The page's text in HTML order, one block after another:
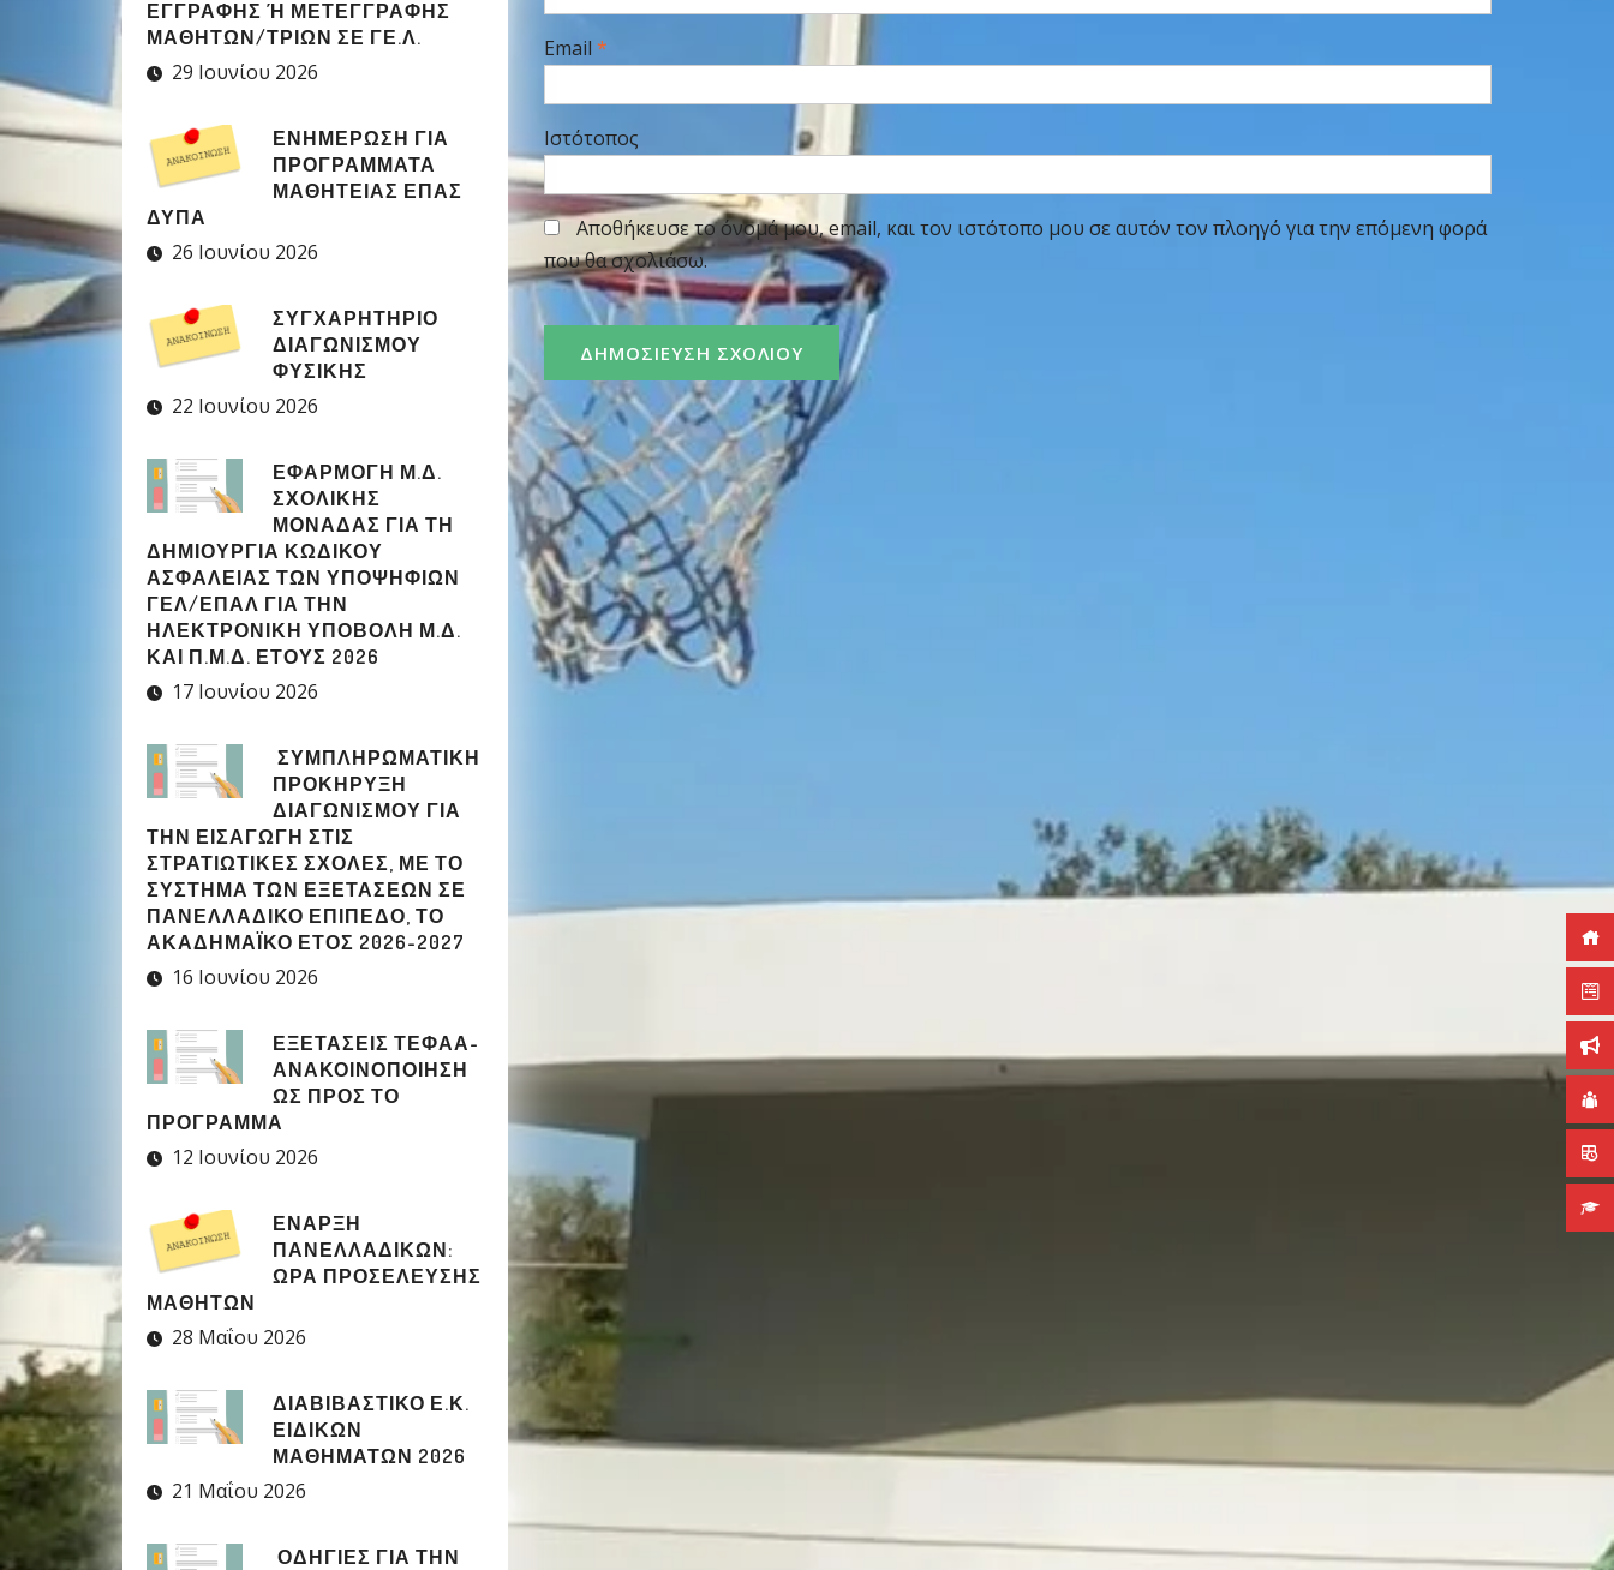
Email *
Ιστότοπος
Αποθήκευσε το όνομά μου, email, και τον ιστότοπο μου σε αυτόν τον πλοηγό για την επόμενη φορά
που θα σχολιάσω.
ΕΓΓΡΑΦΉΣ Ή ΜΕΤΕΓΓΡΑΦΉΣ Μ
ΑΘΗΤΏΝ/ΤΡΙΏΝ ΣΕ ΓΕ.Λ.
29 Ιουνίου 2026
ΕΝΗΜΕΡΩΣΗ ΓΙΑ
ΠΡΟΓΡΑΜΜΑΤΑ
ΜΑΘΗΤΕΙΑΣ ΕΠΑΣ
ΔΥΠΑ
26 Ιουνίου 2026
ΣΥΓΧΑΡΗΤΉΡΙΟ
ΔΙΑΓΩΝΙΣΜΟΎ
ΦΥΣΙΚΉΣ
22 Ιουνίου 2026
ΕΦΑΡΜΟΓΉ Μ.Δ.
ΣΧΟΛΙΚΉΣ
ΜΟΝΆΔΑΣ ΓΙΑ ΤΗ
ΔΗΜΙΟΥΡΓΊΑ ΚΩΔΙΚΟΎ
ΑΣΦΑΛΕΊΑΣ ΤΩΝ ΥΠΟΨΗΦΊΩΝ
ΓΕΛ/ΕΠΑΛ ΓΙΑ ΤΗΝ
ΗΛΕΚΤΡΟΝΙΚΉ ΥΠΟΒΟΛΉ Μ.Δ.
ΚΑΙ Π.Μ.Δ. ΈΤΟΥΣ 2026
17 Ιουνίου 2026
ΣΥΜΠΛΗΡΩΜΑΤΙΚΉ
ΠΡΟΚΉΡΥΞΗ
ΔΙΑΓΩΝΙΣΜΟΎ ΓΙΑ
ΤΗΝ ΕΙΣΑΓΩΓΉ ΣΤΙΣ
ΣΤΡΑΤΙΩΤΙΚΈΣ ΣΧΟΛΈΣ, ΜΕ ΤΟ
ΣΎΣΤΗΜΑ ΤΩΝ ΕΞΕΤΆΣΕΩΝ ΣΕ
ΠΑΝΕΛΛΑΔΙΚΌ ΕΠΊΠΕΔΟ, ΤΟ
ΑΚΑΔΗΜΑΪΚΌ ΈΤΟΣ 2026-2027
16 Ιουνίου 2026
ΕΞΕΤΑΣΕΙΣ ΤΕΦΑΑ-
ΑΝΑΚΟΙΝΟΠΟΙΗΣΗ
ΩΣ ΠΡΟΣ ΤΟ
ΠΡΟΓΡΑΜΜΑ
12 Ιουνίου 2026
ΈΝΑΡΞΗ
ΠΑΝΕΛΛΑΔΙΚΏΝ:
ΏΡΑ ΠΡΟΣΈΛΕΥΣΗΣ
ΜΑΘΗΤΏΝ
28 Μαΐου 2026
ΔΙΑΒΙΒΑΣΤΙΚΟ Ε.Κ.
ΕΙΔΙΚΩΝ
ΜΑΘΗΜΑΤΩΝ 2026
21 Μαΐου 2026
ΟΔΗΓΙΕΣ ΓΙΑ ΤΗΝ